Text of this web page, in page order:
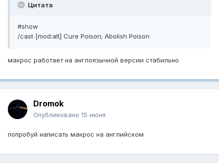
Цитата
#show
/cast [mod:alt] Cure Poison; Abolish Poison
макрос работает на англоязычной версии стабильно
Dromok
Опубликовано 15 июня
попробуй написать макрос на английском